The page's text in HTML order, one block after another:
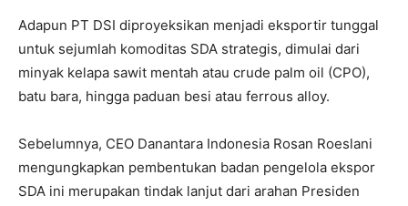
Adapun PT DSI diproyeksikan menjadi eksportir tunggal
untuk sejumlah komoditas SDA strategis, dimulai dari
minyak kelapa sawit mentah atau crude palm oil (CPO),
batu bara, hingga paduan besi atau ferrous alloy.
Sebelumnya, CEO Danantara Indonesia Rosan Roeslani
mengungkapkan pembentukan badan pengelola ekspor
SDA ini merupakan tindak lanjut dari arahan Presiden